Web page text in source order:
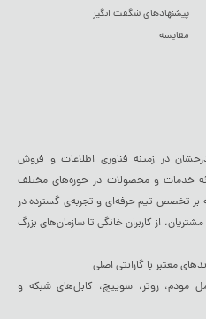
پیشنهادهای شگفت انگیز
مقایسه
در زمینه فناوری اطلاعات و فروش
خدمات و محصولات در حوزه‌های مختلف
بر تخصص تیم حرفه‌ای و تجربه‌ی گسترده در
از کاربران خانگی تا سازمان‌های بزرگ
معتبر با گارانتی اصلی
مودم، روتر، سوییچ، کابل‌های شبکه و